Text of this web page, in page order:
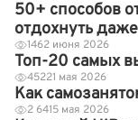
1462 июня 2026
50+ способов
отдохнуть
45221 мая 2026
Топ-20 самых
2 6415 мая 2026
Как